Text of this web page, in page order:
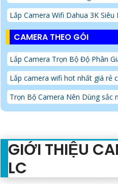
Lắp Camera Wifi Dahua 3K Siêu
CAMERA THEO GÓI
Lắp Camera Trọn Bộ Độ Phân
Lắp camera wifi hot nhất giá rẻ
Trọn Bộ Camera Nên Dùng sắc
GIỚI THIỆU
LC